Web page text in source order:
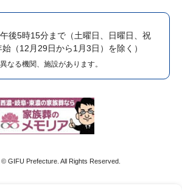
後5時15分まで （土曜日、日曜日、祝
（12月29日から1月3日）を除く）
なる機関、施設があります。
GIFU Prefecture. All Rights Reserved.